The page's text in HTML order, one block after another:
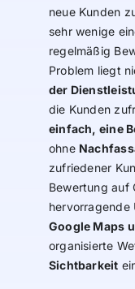
neue Kunden
sehr wenige
regelmäßig
Problem liegt
der
die Kunden
einfach, eine
ohne
zufriedener
Bewertung auf
hervorragende
Google Maps
organisierte
Sichtbarkeit